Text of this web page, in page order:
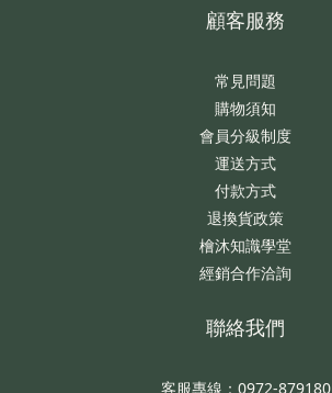
顧客服務
常見問題
購物須知
會員分級制度
運送方式
付款方式
退換貨政策
檜沐知識學堂
經銷合作洽詢
聯絡我們
客服專線：0972-879180